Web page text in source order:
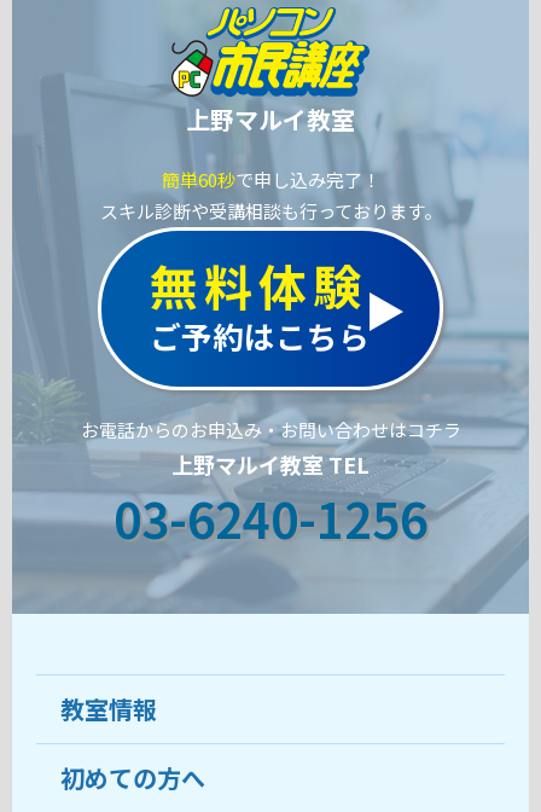
上野マルイ教室
簡単60秒で申し込み完了！
スキル診断や受講相談も行っております。
無料体験
ご予約はこちら
お電話からのお申込み・お問い合わせはコチラ
上野マルイ教室 TEL
03-6240-1256
教室情報
教室について
初めての方へ